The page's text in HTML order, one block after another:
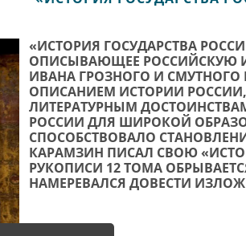
«ИСТОРИЯ ГОСУДАРСТВА
ОПИСЫВАЮЩЕЕ РОССИЙСКУЮ
ИВАНА ГРОЗНОГО И
ОПИСАНИЕМ ИСТОРИИ
ЛИТЕРАТУРНЫМ
РОССИИ ДЛЯ ШИРОКОЙ
СПОСОБСТВОВАЛО
КАРАМЗИН ПИСАЛ СВОЮ
РУКОПИСИ 12 ТОМА
НАМЕРЕВАЛСЯ ДОВЕСТИ